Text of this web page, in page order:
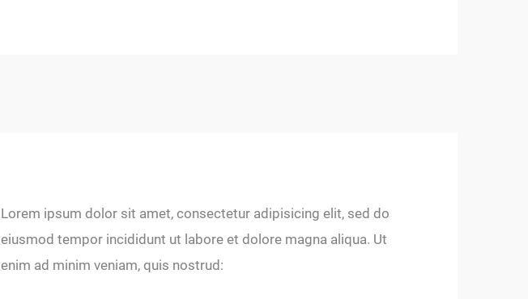
Lorem ipsum dolor sit amet, consectetur adipisicing elit, sed do
eiusmod tempor incididunt ut labore et dolore magna aliqua. Ut
enim ad minim veniam, quis nostrud: